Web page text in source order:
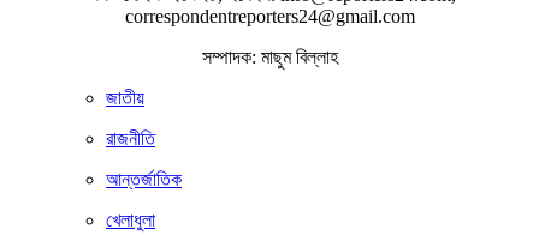
correspondentreporters24@gmail.com
সম্পাদক: মাছুম বিল্লাহ
জাতীয়
রাজনীতি
আন্তর্জাতিক
খেলাধুলা